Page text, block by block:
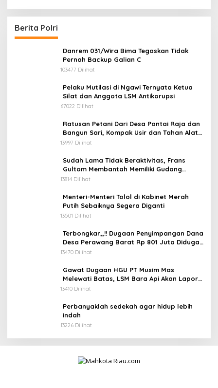
Berita Polri
Danrem 031/Wira Bima Tegaskan Tidak
Pernah Backup Galian C
103477 Dilihat
Pelaku Mutilasi di Ngawi Ternyata Ketua
Silat dan Anggota LSM Antikorupsi
67022 Dilihat
Ratusan Petani Dari Desa Pantai Raja dan
Bangun Sari, Kompak Usir dan Tahan Alat
Berat Milik Hanafi Cs.
13997 Dilihat
Sudah Lama Tidak Beraktivitas, Frans
Gultom Membantah Memiliki Gudang
Penimbunan BBM
13814 Dilihat
Menteri-Menteri Tolol di Kabinet Merah
Putih Sebaiknya Segera Diganti
13501 Dilihat
Terbongkar,,!! Dugaan Penyimpangan Dana
Desa Perawang Barat Rp 801 Juta Diduga
Tidak Jelas Penggunaannya
13470 Dilihat
Gawat Dugaan HGU PT Musim Mas
Melewati Batas, LSM Bara Api Akan Lapor
ke APH dan Satgas PKH
13410 Dilihat
Perbanyaklah sedekah agar hidup lebih
indah
13226 Dilihat